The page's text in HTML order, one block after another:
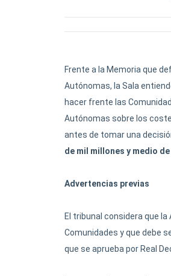
Frente a la Memoria que
Autónomas, la Sala
hacer frente las
Autónomas sobre los
antes de tomar una
de mil millones y medio
Advertencias previas
El tribunal considera que
Comunidades y que debe
que se aprueba por Real